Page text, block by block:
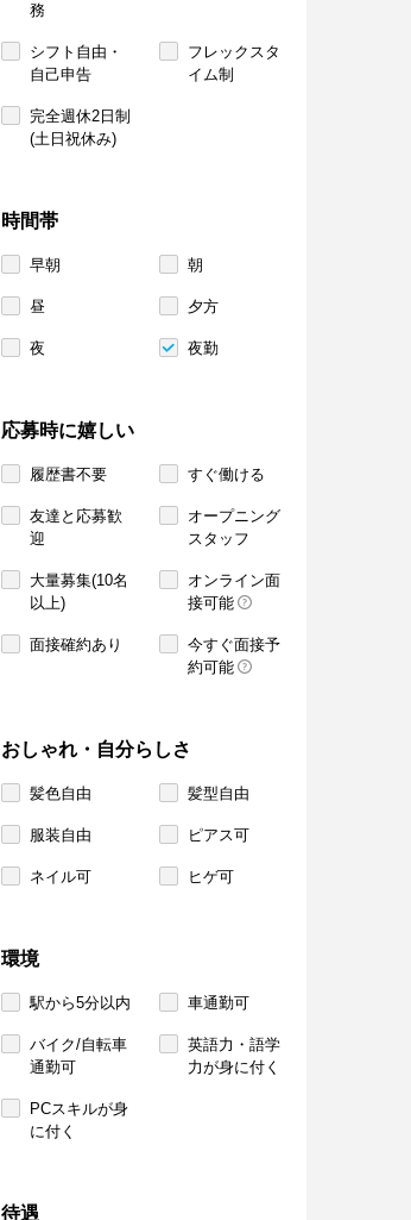
務
シフト自由・
自己申告
フレックスタ
イム制
完全週休2日制
(土日祝休み)
時間帯
早朝 朝
昼 夕方
夜 夜勤
応募時に嬉しい
履歴書不要 すぐ働ける
友達と応募歓
迎
オープニング
スタッフ
大量募集(10名
以上)
オンライン面
接可能
面接確約あり
今すぐ面接予
約可能
おしゃれ・自分らしさ
髪色自由 髪型自由
服装自由 ピアス可
ネイル可 ヒゲ可
環境
駅から5分以内 車通勤可
バイク/自転車
通勤可
英語力・語学
力が身に付く
PCスキルが身
に付く
待遇